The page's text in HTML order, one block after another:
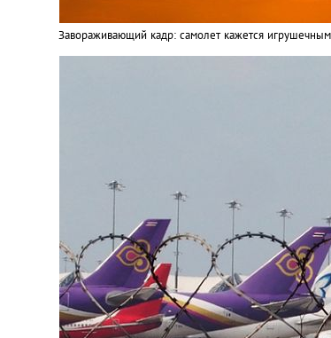
Завораживающий кадр: самолет кажется